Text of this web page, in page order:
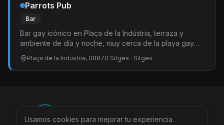
Parrots Pub
Bar
Bar gay icónico en Plaça de la Indústria, terraza y
ambiente de día y noche, muy cerca de la playa gay
principal.
Plaça de la Indústria, 08870 Sitges · Sitges
©
Ciudades LocalesAgenda TiendaMás
Usamos cookies para mejorar tu experiencia.